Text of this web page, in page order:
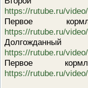
https://rutube.ru/
Первое
https://rutube.ru/
https://rutube.ru/
Первое
https://rutube.ru/